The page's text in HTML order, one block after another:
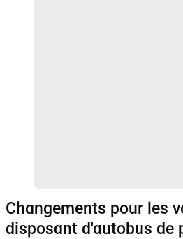
Changements pour les
disposant d'autobus de